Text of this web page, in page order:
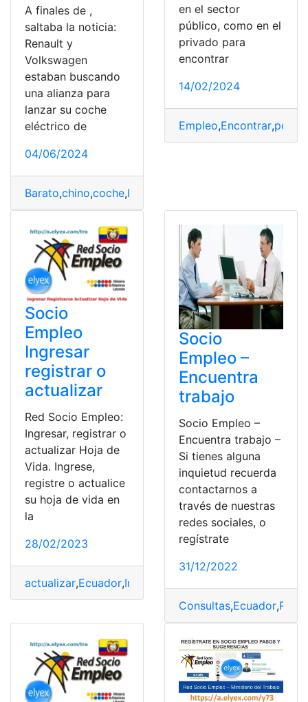
A finales de ,
saltaba la noticia:
Renault y
Volkswagen
estaban buscando
una alianza para
lanzar su coche
eléctrico de
04/06/2024
Barato,chino,coche,Eléctrico
en el sector
público, como en el
privado para
encontrar
14/02/2024
Empleo,Encontrar,
Socio
Empleo
Ingresar
registrar o
actualizar
Red Socio Empleo:
Ingresar, registrar o
actualizar Hoja de
Vida. Ingrese,
registre o actualice
su hoja de vida en
la
28/02/2023
actualizar,Ecuador,Ingresar
Socio
Empleo –
Encuentra
trabajo
Socio Empleo –
Encuentra trabajo –
Si tienes alguna
inquietud recuerda
contactarnos a
través de nuestras
redes sociales, o
regístrate
31/12/2022
Consultas,Ecuador,Red